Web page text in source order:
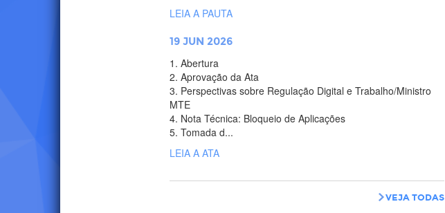
pauta
CGI.br
LEIA A PAUTA
6ª
Plenária:
19/06/2026
19 JUN 2026
1. Abertura
2. Aprovação da Ata
3. Perspectivas sobre Regulação Digital e Trabalho/Ministro
MTE
4. Nota Técnica: Bloqueio de Aplicações
5. Tomada d...
LEIA A ATA
VEJA TODAS